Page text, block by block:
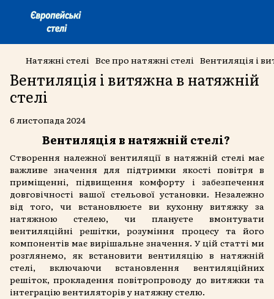
Натяжні стелі Все про натяжні стелі Вентиляція і
Вентиляція і витяжна в натяжній
стелі
6 листопада 2024
Вентиляція в натяжній стелі?
Створення належної вентиляції в натяжній стелі має
важливе значення для підтримки якості повітря в
приміщенні, підвищення комфорту і забезпечення
довговічності вашої стельової установки. Незалежно
від того, чи встановлюєте ви кухонну витяжку за
натяжною стелею, чи плануєте вмонтувати
вентиляційні решітки, розуміння процесу та його
компонентів має вирішальне значення. У цій статті ми
розглянемо, як встановити вентиляцію в натяжній
стелі, включаючи встановлення вентиляційних
решіток, прокладення повітропроводу до витяжки та
інтеграцію вентиляторів у натяжну стелю.